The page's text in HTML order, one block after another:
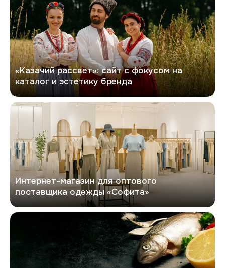
«Казачий рассвет»: сайт с фокусом на
каталог и эстетику бренда
Софита
Интернет-магазин для оптового
поставщика одежды «Софита»
Второй рыбный